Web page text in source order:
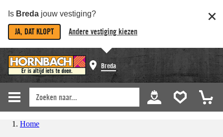
Is Breda jouw vestiging?
JA, DAT KLOPT Andere vestiging kiezen
Breda
Home